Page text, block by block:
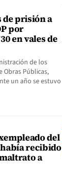
de prisión a
por
en vales de
de los
Obras Públicas,
un año se estuvo
del
recibido
a